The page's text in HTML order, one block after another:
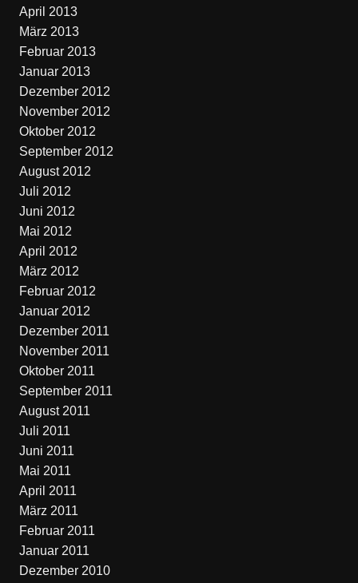
April 2013
März 2013
Februar 2013
Januar 2013
Dezember 2012
November 2012
Oktober 2012
September 2012
August 2012
Juli 2012
Juni 2012
Mai 2012
April 2012
März 2012
Februar 2012
Januar 2012
Dezember 2011
November 2011
Oktober 2011
September 2011
August 2011
Juli 2011
Juni 2011
Mai 2011
April 2011
März 2011
Februar 2011
Januar 2011
Dezember 2010